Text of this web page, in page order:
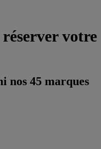
votre
nos 45 marques